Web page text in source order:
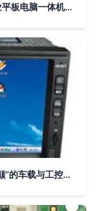
深圳市研源工控科技 引领车载安卓工业平板电脑一体机的革新之路
华北工控嵌入式电脑 担当“颠不怕怕不颠”的车载与工控中枢